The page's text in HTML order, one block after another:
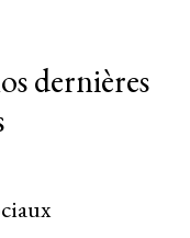
dernières